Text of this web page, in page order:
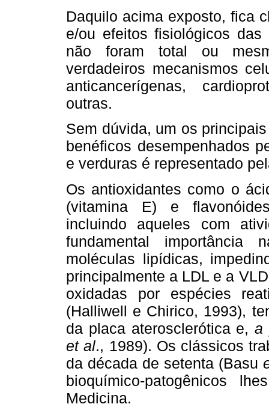
Daquilo acima exposto, fica
e/ou efeitos fisiológicos das
não foram total ou
verdadeiros mecanismos
anticancerígenas,
outras.
Sem dúvida, um os
benéficos desempenhados
e verduras é representado
Os antioxidantes como o
(vitamina E) e
incluindo aqueles com
fundamental importância
moléculas lipídicas,
principalmente a LDL e a
oxidadas por espécies
(Halliwell e Chirico, 1993),
da placa aterosclerótica e, a
et al., 1989). Os clássicos
da década de setenta (Basu
bioquímico-patogênicos
Medicina.